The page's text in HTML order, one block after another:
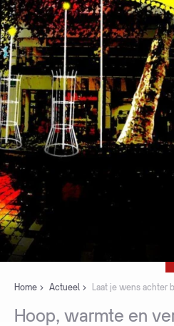
Home Actueel Laat je wens achter
Hoop, warmte en